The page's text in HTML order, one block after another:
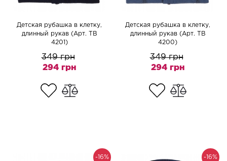
Детская рубашка в клетку,
длинный рукав (Арт. TB
4201)
349 грн
294 грн
Детская рубашка в клетку,
длинный рукав (Арт. TB
4200)
349 грн
294 грн
-16% -16%